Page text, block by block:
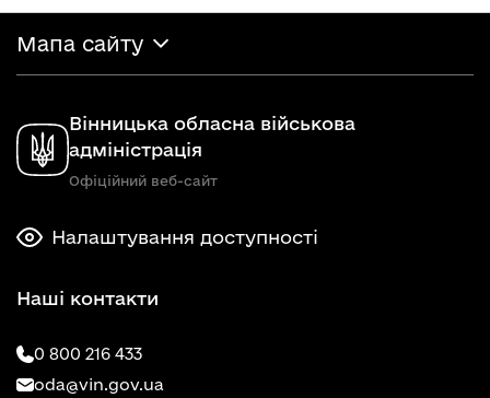
Мапа сайту
Вінницька обласна військова
адміністрація
Офіційний веб-сайт
Налаштування доступності
Наші контакти
0 800 216 433
oda@vin.gov.ua